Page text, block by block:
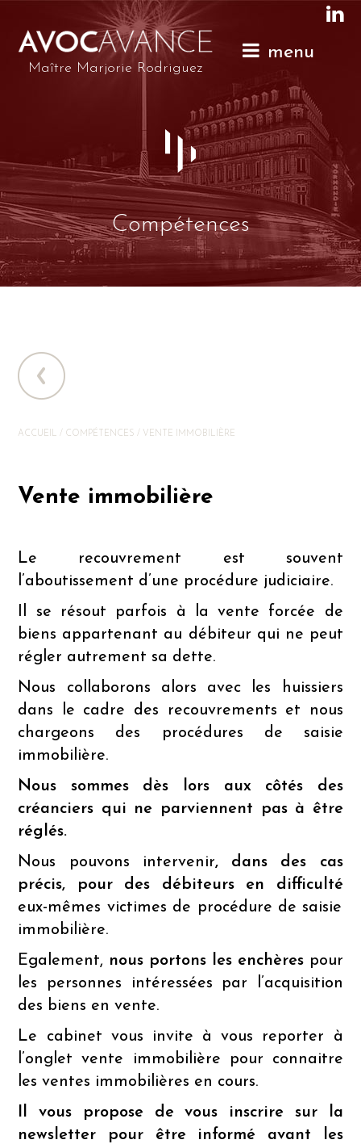
Maître Marjorie Rodriguez
menu
Compétences
ACCUEIL / COMPÉTENCES / VENTE IMMOBILIÈRE
Vente immobilière
Le recouvrement est souvent
l’aboutissement d’une procédure judiciaire.
Il se résout parfois à la vente forcée de
biens appartenant au débiteur qui ne peut
régler autrement sa dette.
Nous collaborons alors avec les huissiers
dans le cadre des recouvrements et nous
chargeons des procédures de saisie
immobilière.
Nous sommes dès lors aux côtés des
créanciers qui ne parviennent pas à être
réglés.
Nous pouvons intervenir, dans des cas
précis,
pour des débiteurs en difficulté
eux-mêmes victimes de procédure de saisie
immobilière.
Egalement, nous portons les enchèrespour
les personnes intéressées par l’acquisition
des biens en vente.
Le cabinet vous invite à vous reporter à
l’onglet vente immobilière pour connaitre
les ventes immobilières en cours.
Il vous propose de vous inscrire sur la
newsletter pour être informé avant les